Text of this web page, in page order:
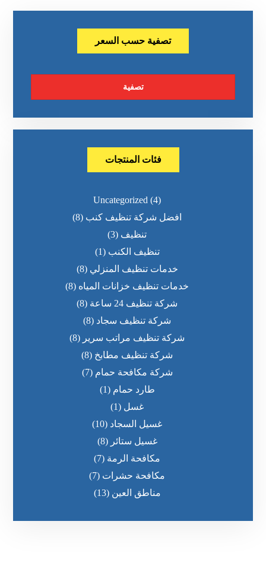
تصفية حسب السعر
تصفية
فئات المنتجات
Uncategorized (4)
افضل شركة تنظيف كنب (8)
تنظيف (3)
تنظيف الكنب (1)
خدمات تنظيف المنزلي (8)
خدمات تنظيف خزانات المياه (8)
شركة تنظيف 24 ساعة
(8)
شركة تنظيف سجاد (8)
شركة تنظيف مراتب سرير (8)
شركة تنظيف مطابخ (8)
شركة مكافحة حمام (7)
طارد حمام (1)
غسل (1)
غسيل السجاد (10)
غسيل ستائر (8)
مكافحة الرمة (7)
مكافحة حشرات (7)
مناطق العين (13)